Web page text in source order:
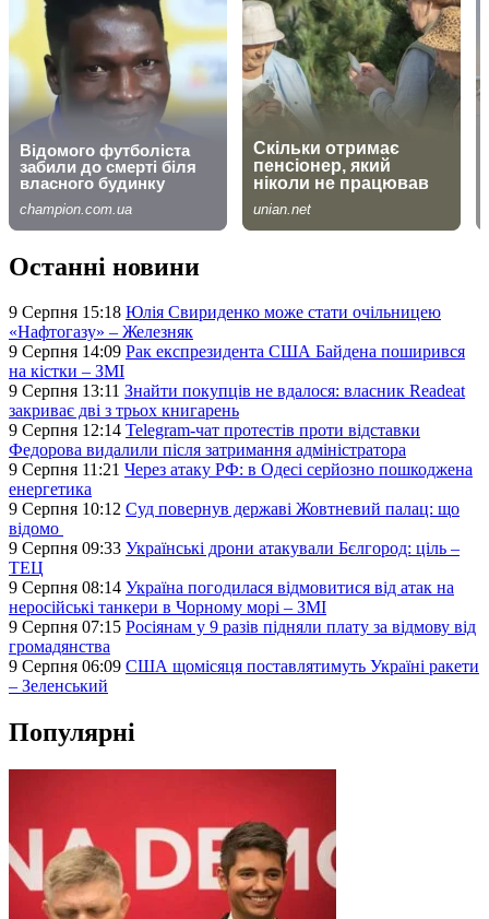
Останні новини
9 Серпня 15:18 Юлія Свириденко може стати очільницею
«Нафтогазу» – Железняк
9 Серпня 14:09 Рак експрезидента США Байдена поширився
на кістки – ЗМІ
9 Серпня 13:11 Знайти покупців не вдалося: власник Readeat
закриває дві з трьох книгарень
9 Серпня 12:14 Telegram-чат протестів проти відставки
Федорова видалили після затримання адміністратора
9 Серпня 11:21 Через атаку РФ: в Одесі серйозно пошкоджена
енергетика
9 Серпня 10:12 Суд повернув державі Жовтневий палац: що
відомо
9 Серпня 09:33 Українські дрони атакували Бєлгород: ціль –
ТЕЦ
9 Серпня 08:14 Україна погодилася відмовитися від атак на
неросійські танкери в Чорному морі – ЗМІ
9 Серпня 07:15 Росіянам у 9 разів підняли плату за відмову від
громадянства
9 Серпня 06:09 США щомісяця поставлятимуть Україні ракети
– Зеленський
Популярні